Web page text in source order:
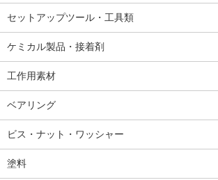
セットアップツール・工具類
ケミカル製品・接着剤
工作用素材
ベアリング
ビス・ナット・ワッシャー
塗料